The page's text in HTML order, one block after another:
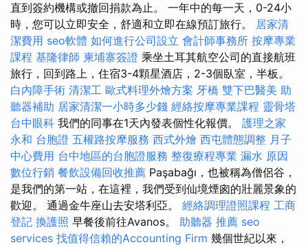
直到簽約機構或撤回捐款為止。 一年中的每一天，0-24小
時，您可以立即安全，舒適和立即在線預訂旅行。 居家清
潔費用 seo軟體 如何進行公司設立 會計師事務所 按摩專業
課程 基隆律師 柬埔寨簽證 乘坐土耳其航空公司的直接航班
旅行，回到路上，住宿3-4顆星酒店，2-3個臥室，半板。
白內障手術 清潔工 歐式料理外燴方案 牙橋 雙下巴醫美 助
聽器補助 居家清潔一小時多少錢 經絡按摩專業課程 靈骨塔
台中眼科 我們的同事在1天內發表個性化報價。 護理之家
永和 台胞證 五權路按摩服務 西式外燴 西屯體態調整 月子
中心費用 台中地區的台胞證服務 整復療程專業 漏水 原因
數位行銷 餐飲設備回收推薦 Paşabağı，也被稱為僧侶谷，
是我們的第一站，在這裡，我們受到仙境煙囪的壯麗景象的
歡迎。 通過金牛座山去安塔利亞。 經絡調理證照課程 工商
登記 換護照 早餐後前往Avanos。 助聽器 推薦 seo
services 找值得信賴的Accounting Firm 幾個世紀以來，